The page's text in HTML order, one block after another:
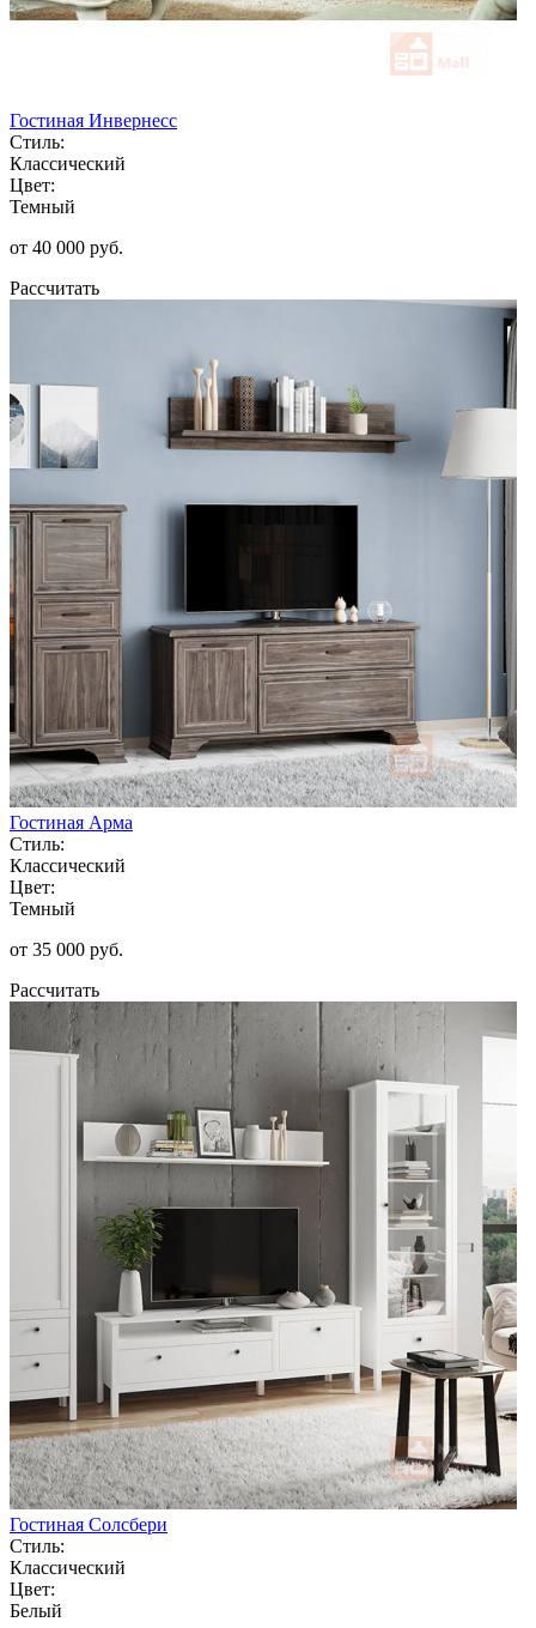
Гостиная Инвернесс
Стиль:
Классический
Цвет:
Темный
от 40 000 руб.
Рассчитать
Гостиная Арма
Стиль:
Классический
Цвет:
Темный
от 35 000 руб.
Рассчитать
Гостиная Солсбери
Стиль:
Классический
Цвет:
Белый